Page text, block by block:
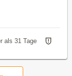
als 31 Tage